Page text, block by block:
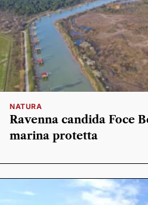
NATURA
Ravenna candida Foce
marina protetta